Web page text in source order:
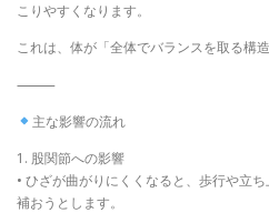
こりやすくなります。
これは、体が「全体でバランスを取る構
⸻
主な影響の流れ
1. 股関節への影響
• ひざが曲がりにくくなると、歩行や立
補おうとします。